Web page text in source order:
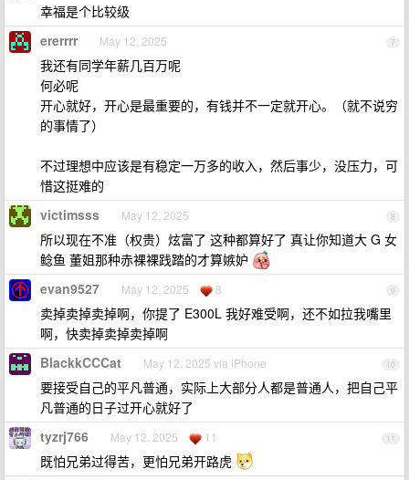
幸福是个比较级
7
ererrrr May 12, 2025
我还有同学年薪几百万呢
何必呢
开心就好，开心是最重要的，有钱并不一定就开心。（就不说穷
的事情了）
不过理想中应该是有稳定一万多的收入，然后事少，没压力，可
惜这挺难的
8
victimsss May 12, 2025
所以现在不准（权贵）炫富了 这种都算好了 真让你知道大 G 女
鲶鱼 董姐那种赤裸裸践踏的才算嫉妒
9
evan9527 May 12, 2025 8
卖掉卖掉卖掉啊，你提了 E300L 我好难受啊，还不如拉我嘴里
啊，快卖掉卖掉卖掉啊
10
BlackkCCCat May 12, 2025 via iPhone
要接受自己的平凡普通，实际上大部分人都是普通人，把自己平
凡普通的日子过开心就好了
11
tyzrj766 May 12, 2025 11
既怕兄弟过得苦，更怕兄弟开路虎